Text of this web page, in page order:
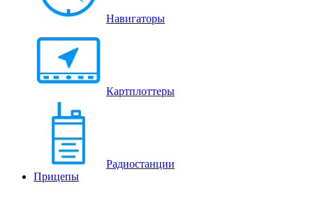
Навигаторы
Картплоттеры
Радиостанции
Прицепы